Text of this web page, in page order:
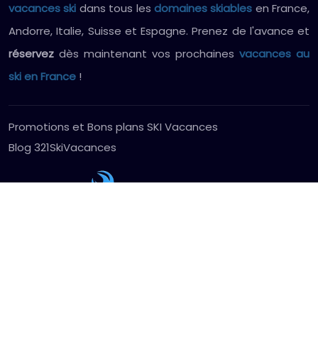
vacances ski dans tous les domaines skiables en France,
Andorre, Italie, Suisse et Espagne. Prenez de l'avance et
réservez dès maintenant vos prochaines vacances au
ski en France !
Promotions et Bons plans SKI Vacances
Blog 321SkiVacances